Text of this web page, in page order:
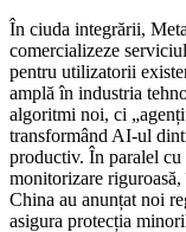
În ciuda integrării,
comercializeze
pentru utilizatorii
amplă în industria
algoritmi noi, ci
transformând AI-ul
productiv. În paralel cu
monitorizare
China au anunțat noi
asigura protecția